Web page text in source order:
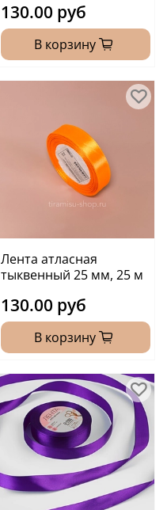
130.00 руб
В корзину
Лента атласная
тыквенный 25 мм, 25 м
130.00 руб
В корзину